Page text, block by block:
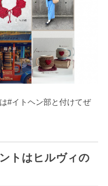
#イトヘン部と付けてぜ
トはヒルヴィの